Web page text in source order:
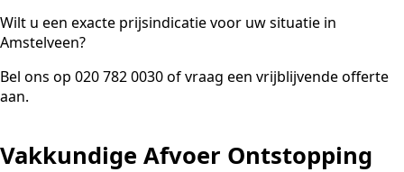
Wilt u een exacte prijsindicatie voor uw situatie in
Amstelveen?
Bel ons op 020 782 0030 of vraag een vrijblijvende offerte
aan.
Vakkundige Afvoer Ontstopping